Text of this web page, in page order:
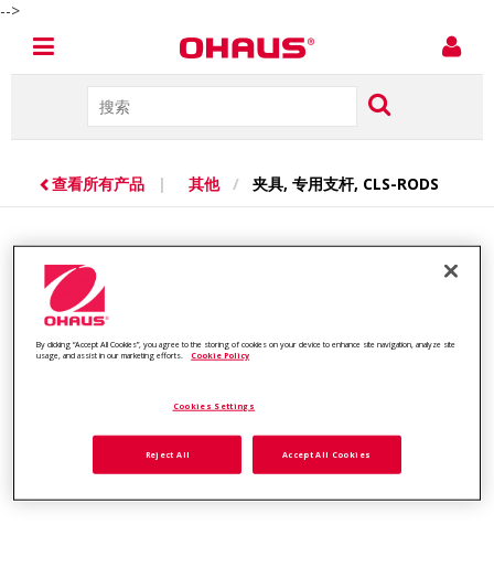
-->
查看所有产品 | 其他 / 夹具, 专用支杆, CLS-RODS
By clicking “Accept All Cookies”, you agree to the storing of cookies on your device to enhance site navigation, analyze site
usage, and assist in our marketing efforts.
Cookie Policy
Cookies Settings
Reject All Accept All Cookies